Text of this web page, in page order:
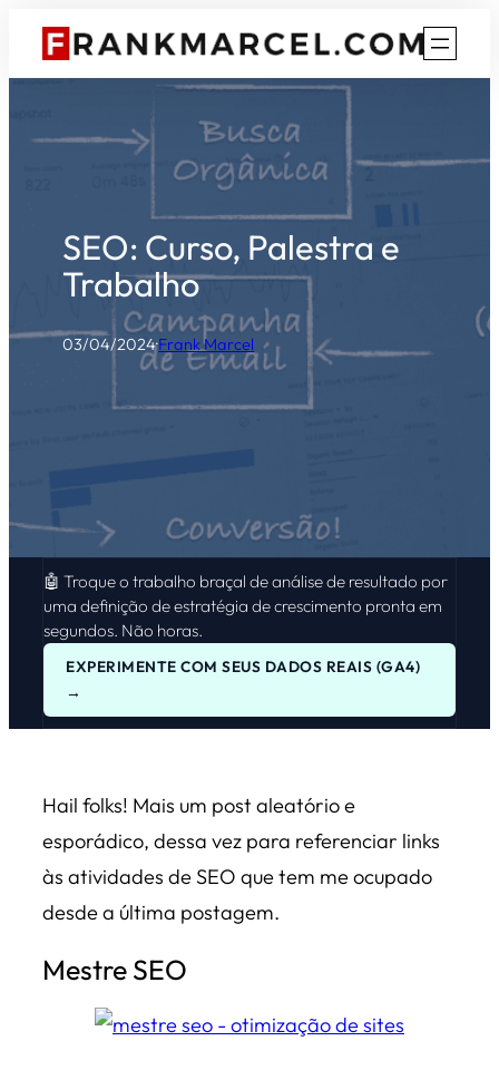
Pular
para
conteúdo
SEO: Curso, Palestra e
Trabalho
03/04/2024·Frank Marcel
🤖 Troque o trabalho braçal de análise de resultado por
uma definição de estratégia de crescimento pronta em
segundos. Não horas.
EXPERIMENTE COM SEUS DADOS REAIS (GA4)
→
Hail folks! Mais um post aleatório e
esporádico, dessa vez para referenciar links
às atividades de SEO que tem me ocupado
desde a última postagem.
Mestre SEO